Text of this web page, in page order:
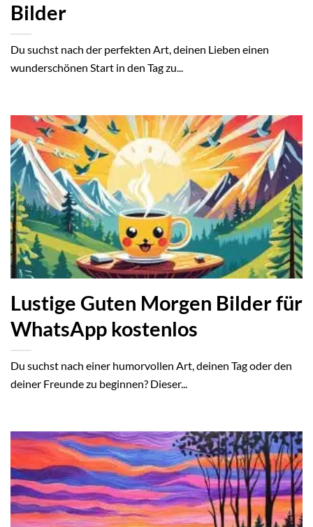
Bilder
Du suchst nach der perfekten Art, deinen Lieben einen
wunderschönen Start in den Tag zu...
Lustige Guten Morgen Bilder für
WhatsApp kostenlos
Du suchst nach einer humorvollen Art, deinen Tag oder den
deiner Freunde zu beginnen? Dieser...